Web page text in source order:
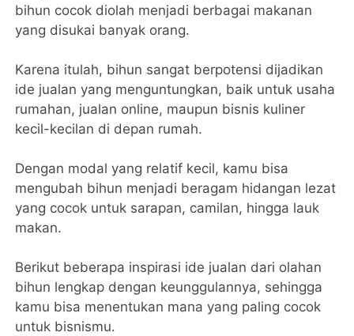
bihun cocok diolah menjadi berbagai makanan
yang disukai banyak orang.
Karena itulah, bihun sangat berpotensi dijadikan
ide jualan yang menguntungkan, baik untuk usaha
rumahan, jualan online, maupun bisnis kuliner
kecil-kecilan di depan rumah.
Dengan modal yang relatif kecil, kamu bisa
mengubah bihun menjadi beragam hidangan lezat
yang cocok untuk sarapan, camilan, hingga lauk
makan.
Berikut beberapa inspirasi ide jualan dari olahan
bihun lengkap dengan keunggulannya, sehingga
kamu bisa menentukan mana yang paling cocok
untuk bisnismu.